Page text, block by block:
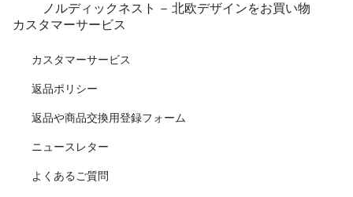
ノルディックネスト - 北欧デザインをお買い物
カスタマーサービス
カスタマーサービス
返品ポリシー
返品や商品交換用登録フォーム
ニュースレター
よくあるご質問